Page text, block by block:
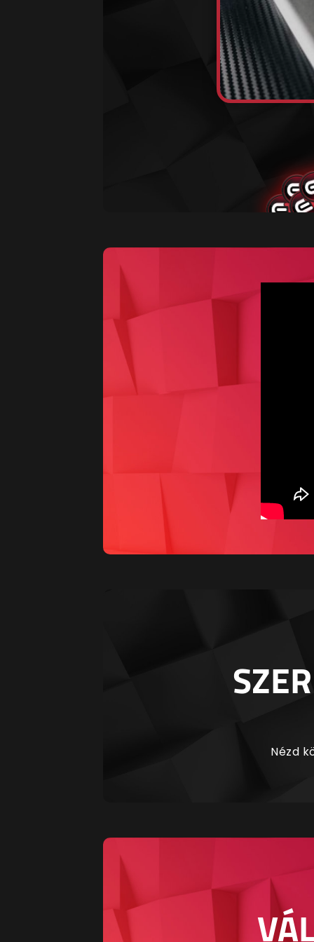
Nézd